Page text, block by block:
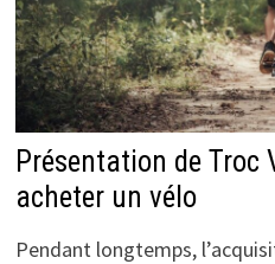
Présentation de Troc
acheter un vélo
Pendant longtemps,